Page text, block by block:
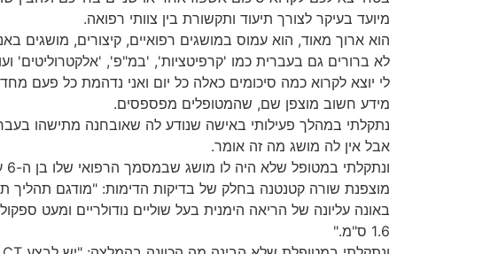
מיועד בעיקר לצורך תיעוד ותקשורת בין צוותי רפואה.
הוא ארוך מאוד, הוא עמוס במושגים רפואיים, קיצורים, מושגים
לא ברורים גם בעברית כמו 'קרפיטציות', 'במ"פ', 'אלקטרוליטים'
לי יוצא לקרוא כמה סיכומים כאלה כל יום ואני נדהמת כל פעם
מידע חשוב מוצפן שם, שהמטופלים מפספסים.
אבל אין לה מושג מה זה אומר.
מוצפנת שורה קטנטנה בחלק של בדיקות הדימות: "מודגם תהליך
באונה עליונה של הריאה הימנית בעל שוליים נודולריים ומעט
1.6 ס"מ."